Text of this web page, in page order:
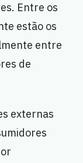
Entre os
estão os
entre
de
externas